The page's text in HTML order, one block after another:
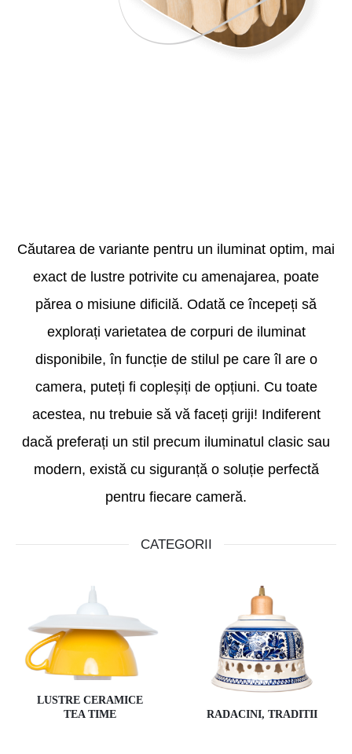
Căutarea de variante pentru un iluminat optim, mai
exact de lustre potrivite cu amenajarea, poate
părea o misiune dificilă. Odată ce începeți să
explorați varietatea de corpuri de iluminat
disponibile, în funcție de stilul pe care îl are o
camera, puteți fi copleșiți de opțiuni. Cu toate
acestea, nu trebuie să vă faceți griji! Indiferent
dacă preferați un stil precum iluminatul clasic sau
modern, există cu siguranță o soluție perfectă
pentru fiecare cameră.
CATEGORII
LUSTRE CERAMICE
TEA TIME
RADACINI, TRADITII